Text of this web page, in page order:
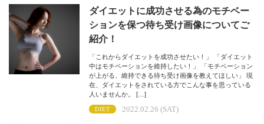
ダイエットに成功させる為のモチベー
ションを保つ待ち受け画像についてご
紹介！
「これからダイエットを成功させたい！」 「ダイエット
中はモチベーションを維持したい！」 「モチベーション
が上がる、維持できる待ち受け画像を教えてほしい」 現
在、ダイエットをされている方でこんな事を思っている
人いませんか。 […]
DIET 2022.02.26 (SAT)